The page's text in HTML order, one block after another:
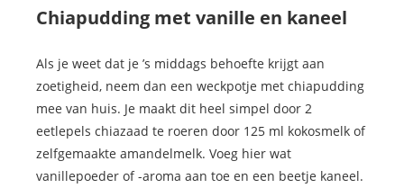
Chiapudding met vanille en kaneel
Als je weet dat je ’s middags behoefte krijgt aan
zoetigheid, neem dan een weckpotje met chiapudding
mee van huis. Je maakt dit heel simpel door 2
eetlepels chiazaad te roeren door 125 ml kokosmelk of
zelfgemaakte amandelmelk. Voeg hier wat
vanillepoeder of -aroma aan toe en een beetje kaneel.